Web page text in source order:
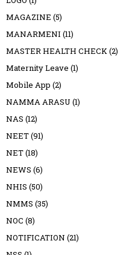
MAGAZINE (5)
MANARMENI (11)
MASTER HEALTH CHECK(2)
Maternity Leave (1)
Mobile App (2)
NAMMA ARASU (1)
NAS (12)
NEET(91)
NET(18)
NEWS (6)
NHIS (50)
NMMS (35)
NOC (8)
NOTIFICATION (21)